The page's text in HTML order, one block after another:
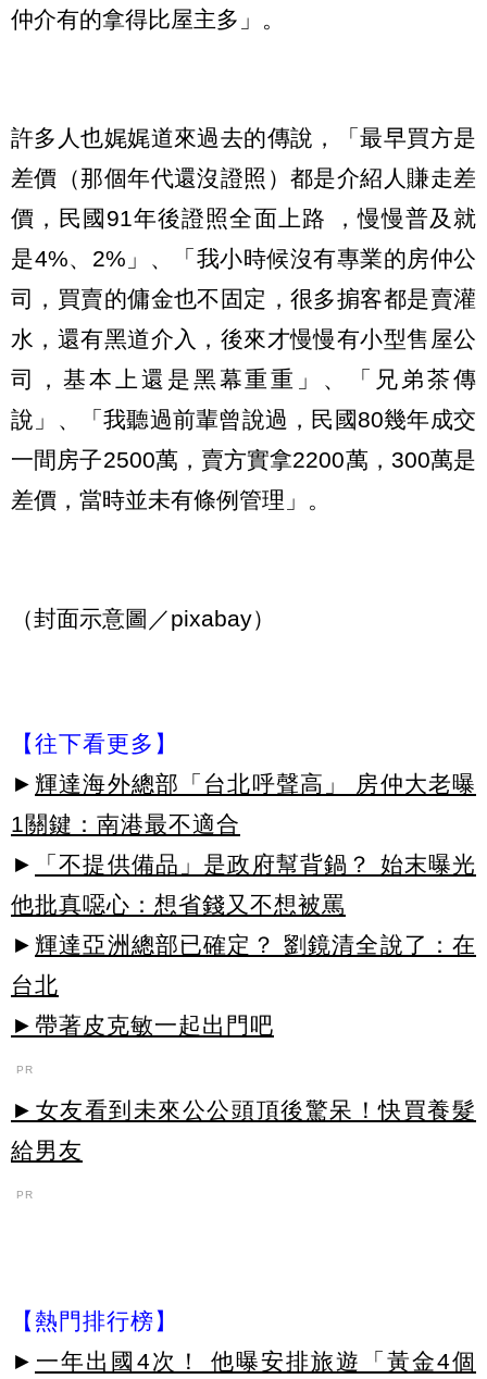
仲介有的拿得比屋主多」。
許多人也娓娓道來過去的傳說，「最早買方是
差價（那個年代還沒證照）都是介紹人賺走差
價，民國91年後證照全面上路 ，慢慢普及就
是4%、2%」、「我小時候沒有專業的房仲公
司，買賣的傭金也不固定，很多掮客都是賣灌
水，還有黑道介入，後來才慢慢有小型售屋公
司，基本上還是黑幕重重」、「兄弟茶傳
說」、「我聽過前輩曾說過，民國80幾年成交
一間房子2500萬，賣方實拿2200萬，300萬是
差價，當時並未有條例管理」。
（封面示意圖／pixabay）
【往下看更多】
► 輝達海外總部「台北呼聲高」 房仲大老曝
1關鍵：南港最不適合
►
「不提供備品」是政府幫背鍋？ 始末曝光
他批真噁心：想省錢又不想被罵
► 輝達亞洲總部已確定？ 劉鏡清全說了：在
台北
►帶著皮克敏一起出門吧
PR
►女友看到未來公公頭頂後驚呆！快買養髮
給男友
PR
【熱門排行榜】
► 一年出國4次！ 他曝安排旅遊「黃金4個